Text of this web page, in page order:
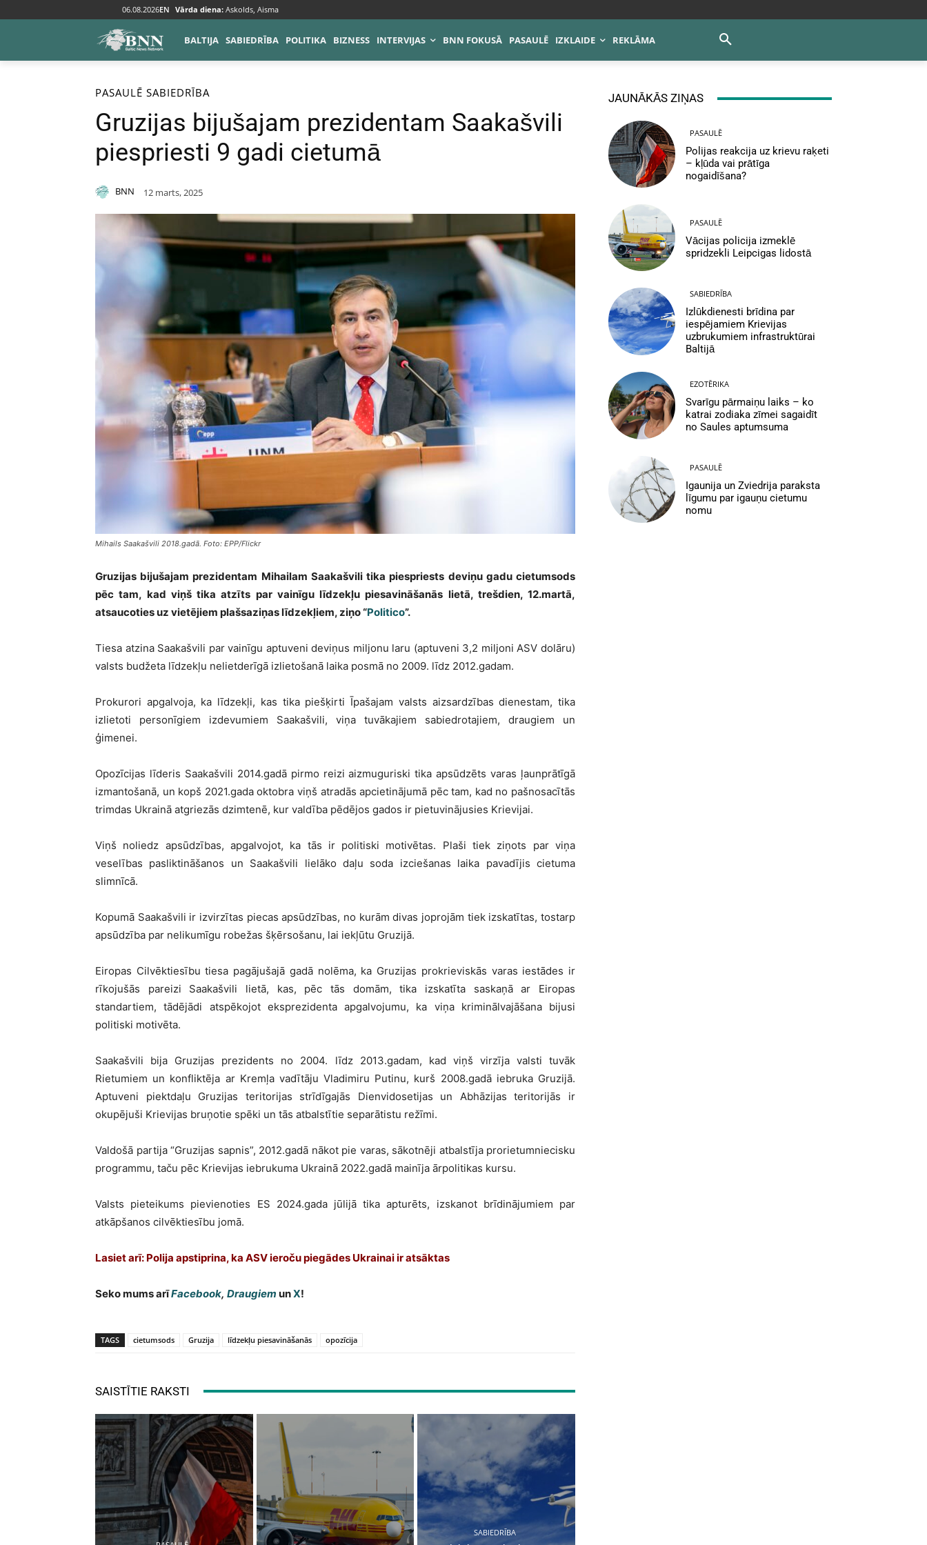
06.08.2026EN Vārda diena: Askolds, Aisma
BALTIJA SABIEDRĪBA POLITIKA BIZNESS INTERVIJAS BNN FOKUSĀ PASAULĒ IZKLAIDE REKLĀMA
Sākums Pasaulē
PASAULĒ SABIEDRĪBA
Gruzijas bijušajam prezidentam Saakašvili
piespriesti 9 gadi cietumā
BNN 12 marts, 2025
Mihails Saakašvili 2018.gadā. Foto: EPP/Flickr
Gruzijas bijušajam prezidentam Mihailam Saakašvili tika piespriests deviņu gadu cietumsods
pēc tam, kad viņš tika atzīts par vainīgu līdzekļu piesavināšanās lietā, trešdien, 12.martā,
atsaucoties uz vietējiem plašsaziņas līdzekļiem, ziņo “Politico”.
Tiesa atzina Saakašvili par vainīgu aptuveni deviņus miljonu laru (aptuveni 3,2 miljoni ASV dolāru)
valsts budžeta līdzekļu nelietderīgā izlietošanā laika posmā no 2009. līdz 2012.gadam.
Prokurori apgalvoja, ka līdzekļi, kas tika piešķirti Īpašajam valsts aizsardzības dienestam, tika
izlietoti personīgiem izdevumiem Saakašvili, viņa tuvākajiem sabiedrotajiem, draugiem un
ģimenei.
Opozīcijas līderis Saakašvili 2014.gadā pirmo reizi aizmuguriski tika apsūdzēts varas ļaunprātīgā
izmantošanā, un kopš 2021.gada oktobra viņš atradās apcietinājumā pēc tam, kad no pašnosacītās
trimdas Ukrainā atgriezās dzimtenē, kur valdība pēdējos gados ir pietuvinājusies Krievijai.
Viņš noliedz apsūdzības, apgalvojot, ka tās ir politiski motivētas. Plaši tiek ziņots par viņa
veselības pasliktināšanos un Saakašvili lielāko daļu soda izciešanas laika pavadījis cietuma
slimnīcā.
Kopumā Saakašvili ir izvirzītas piecas apsūdzības, no kurām divas joprojām tiek izskatītas, tostarp
apsūdzība par nelikumīgu robežas šķērsošanu, lai iekļūtu Gruzijā.
Eiropas Cilvēktiesību tiesa pagājušajā gadā nolēma, ka Gruzijas prokrieviskās varas iestādes ir
rīkojušās pareizi Saakašvili lietā, kas, pēc tās domām, tika izskatīta saskaņā ar Eiropas
standartiem, tādējādi atspēkojot eksprezidenta apgalvojumu, ka viņa kriminālvajāšana bijusi
politiski motivēta.
Saakašvili bija Gruzijas prezidents no 2004. līdz 2013.gadam, kad viņš virzīja valsti tuvāk
Rietumiem un konfliktēja ar Kremļa vadītāju Vladimiru Putinu, kurš 2008.gadā iebruka Gruzijā.
Aptuveni piektdaļu Gruzijas teritorijas strīdīgajās Dienvidosetijas un Abhāzijas teritorijās ir
okupējuši Krievijas bruņotie spēki un tās atbalstītie separātistu režīmi.
Valdošā partija “Gruzijas sapnis”, 2012.gadā nākot pie varas, sākotnēji atbalstīja prorietumniecisku
programmu, taču pēc Krievijas iebrukuma Ukrainā 2022.gadā mainīja ārpolitikas kursu.
Valsts pieteikums pievienoties ES 2024.gada jūlijā tika apturēts, izskanot brīdinājumiem par
atkāpšanos cilvēktiesību jomā.
Lasiet arī: Polija apstiprina, ka ASV ieroču piegādes Ukrainai ir atsāktas
Seko mums arīFacebook, Draugiem unX!
TAGS cietumsods Gruzija līdzekļu piesavināšanās opozīcija
SAISTĪTIE RAKSTI
SABIEDRĪBA
JAUNĀKĀS ZIŅAS
PASAULĒ
Polijas reakcija uz krievu raķeti
– kļūda vai prātīga
nogaidīšana?
PASAULĒ
Vācijas policija izmeklē
spridzekli Leipcigas lidostā
SABIEDRĪBA
Izlūkdienesti brīdina par
iespējamiem Krievijas
uzbrukumiem infrastruktūrai
Baltijā
EZOTĒRIKA
Svarīgu pārmaiņu laiks – ko
katrai zodiaka zīmei sagaidīt
no Saules aptumsuma
PASAULĒ
Igaunija un Zviedrija paraksta
līgumu par igauņu cietumu
nomu